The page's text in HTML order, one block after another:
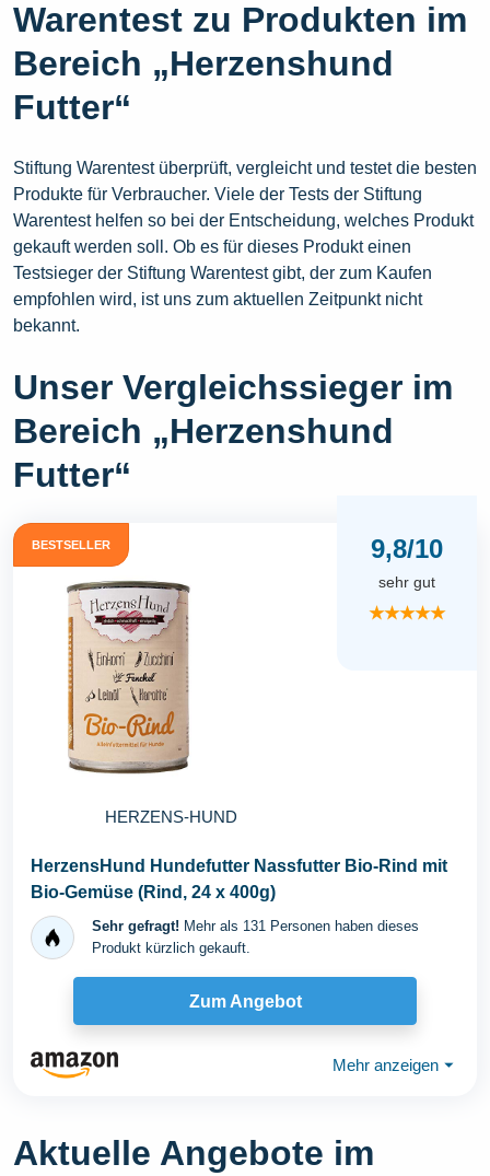
Warentest zu Produkten im
Bereich „Herzenshund
Futter“
Stiftung Warentest überprüft, vergleicht und testet die besten
Produkte für Verbraucher. Viele der Tests der Stiftung
Warentest helfen so bei der Entscheidung, welches Produkt
gekauft werden soll. Ob es für dieses Produkt einen
Testsieger der Stiftung Warentest gibt, der zum Kaufen
empfohlen wird, ist uns zum aktuellen Zeitpunkt nicht
bekannt.
Unser Vergleichssieger im
Bereich „Herzenshund
Futter“
BESTSELLER
HERZENS-HUND
9,8/10
sehr gut
★★★★★
HerzensHund Hundefutter Nassfutter Bio-Rind mit
Bio-Gemüse (Rind, 24 x 400g)
Sehr gefragt! Mehr als 131 Personen haben dieses
Produkt kürzlich gekauft.
Zum Angebot
Mehr anzeigen ⏷
Aktuelle Angebote im